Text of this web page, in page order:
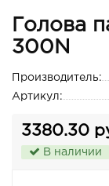
Голова
300N
Производитель:
Артикул:
3380.30
В наличии